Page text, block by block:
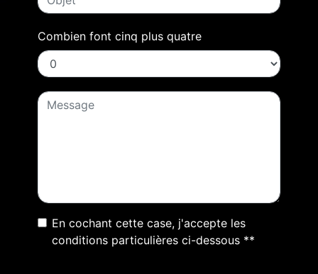
Combien font cinq plus quatre
En cochant cette case, j'accepte les
conditions particulières ci-dessous **